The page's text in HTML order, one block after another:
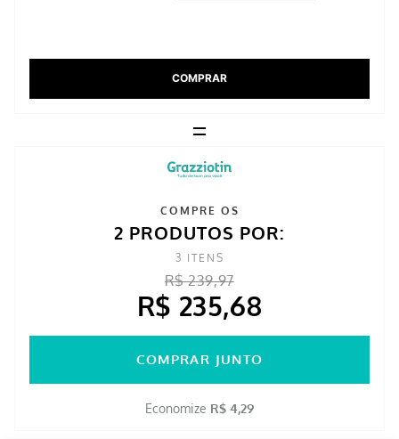
COMPRAR
=
COMPRE OS
2 PRODUTOS POR:
3 ITENS
R$ 239,97
R$ 235,68
COMPRAR JUNTO
Economize R$ 4,29